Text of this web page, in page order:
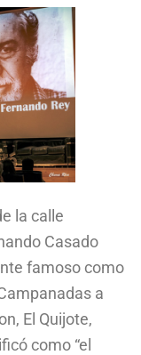
la calle
Casado
famoso como
a
El Quijote,
como “el